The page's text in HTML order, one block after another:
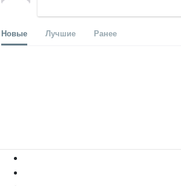
Новые Лучшие Ранее